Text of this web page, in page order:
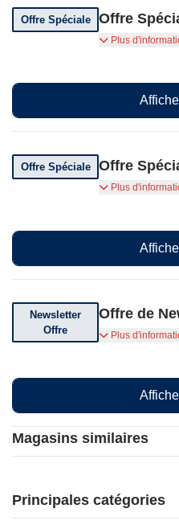
Magasins similaires
Insoil Finance
Binance
Principales catégories
Offre Spéciale Offre
Flexible
optional daily
accelerate
payouts,
strategy.
Plus
Offre Spéciale Offre
Paiements
gagner
d'intérêts
un flux de
Plus
Newsletter
Offre
Offre de
Abonnez-vous
réductions
Plus